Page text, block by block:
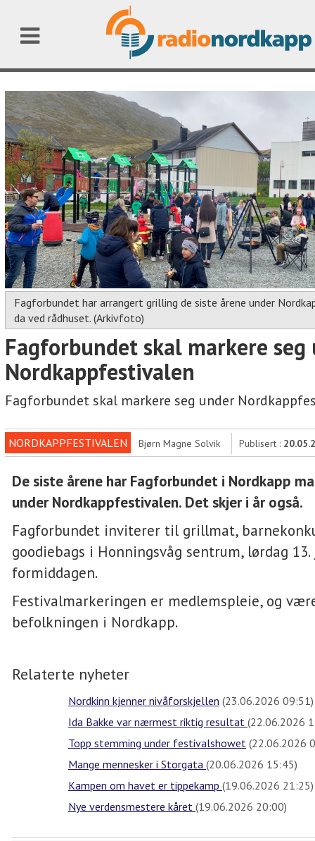
Fagforbundet har arrangert grilling de siste årene under
da ved rådhuset. (Arkivfoto)
Fagforbundet skal markere seg
Nordkappfestivalen
Fagforbundet skal markere seg under
NORDKAPPFESTIVALEN Bjørn Magne Solvik Publisert :
De siste årene har Fagforbundet i Nordkapp
under Nordkappfestivalen. Det skjer i år også.
Fagforbundet inviterer til grillmat,
goodiebags i Honningsvåg sentrum, lørdag
formiddagen.
Festivalmarkeringen er medlemspleie, og
befolkningen i Nordkapp.
Relaterte nyheter
Nordkinn kjenner nivåforskjellen (23.06.2026 09:51)
Ida Bakke var nærmest riktig resultat (22.06.2026
Topp stemming under festivalshowet (22.06.2026
Mange mennesker i Storgata (20.06.2026 15:45)
Kampen om havet er tippekamp (19.06.2026 21:25)
Nye verdensmestere kåret (19.06.2026 20:00)